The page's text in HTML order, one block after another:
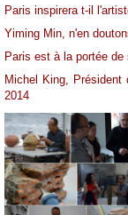
Paris inspirera t-il
Yiming Min, n'en
Paris est à la portée de
Michel King,
2014